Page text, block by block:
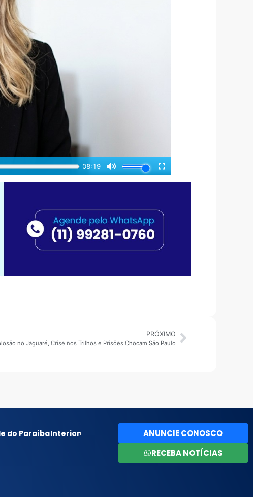
PRÓXIMO
no Jaguaré, Crise nos Trilhos e Prisões Chocam São Paulo
do ParaíbaInterior
ANUNCIE CONOSCO
RECEBA NOTÍCIAS